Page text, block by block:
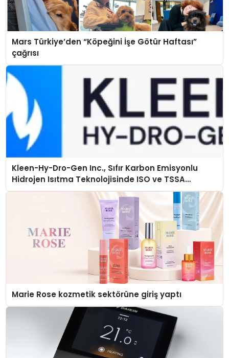
Mars Türkiye’den “Köpeğini İşe Götür Haftası”
çağrısı
Kleen-Hy-Dro-Gen Inc., Sıfır Karbon Emisyonlu
Hidrojen Isıtma Teknolojisinde ISO ve TSSA
Düzenleyici Onaylarını Aldı
Marie Rose kozmetik sektörüne giriş yaptı